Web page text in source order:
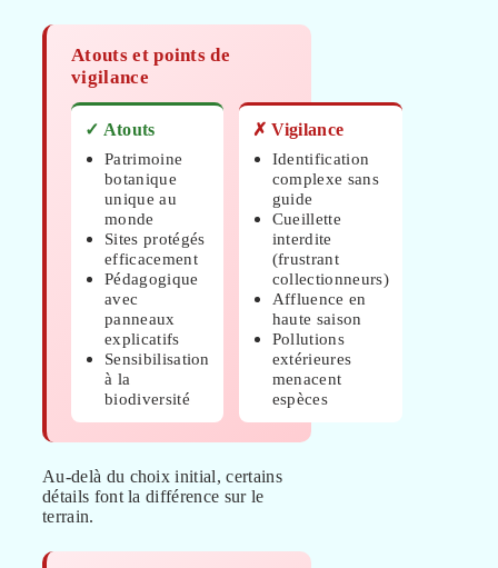
Atouts et points de
vigilance
✓ Atouts
Patrimoine
botanique
unique au
monde
Sites protégés
efficacement
Pédagogique
avec
panneaux
explicatifs
Sensibilisation
à la
biodiversité
✗ Vigilance
Identification
complexe sans
guide
Cueillette
interdite
(frustrant
collectionneurs)
Affluence en
haute saison
Pollutions
extérieures
menacent
espèces
Au-delà du choix initial, certains
détails font la différence sur le
terrain.